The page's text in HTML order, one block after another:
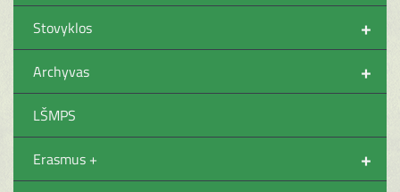
+
Stovyklos
+
Archyvas
LŠMPS
+
Erasmus +